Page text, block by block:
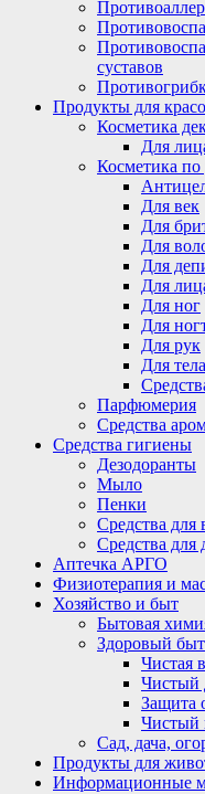
суставов
Продукты для
Косметика
Для
Косметика по
Для век
Для
Для
Для
Для
Для ног
Для
Для рук
Для тела
Парфюмерия
Средства
Средства гигиены
Дезодоранты
Мыло
Пенки
Средства для
Средства для
Аптечка АРГО
Физиотерапия и
Хозяйство и быт
Бытовая
Здоровый быт
Чистая
Чистый
Защита
Чистый
Сад, дача,
Продукты для
Информационные